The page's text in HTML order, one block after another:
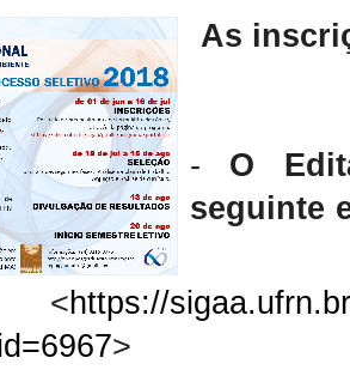
As
- O
seguinte
<https://
>